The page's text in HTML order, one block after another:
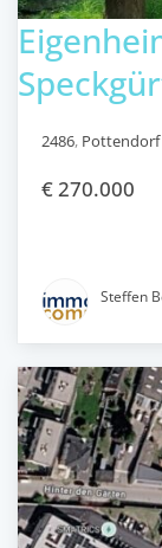
2486, Pottendorf
€ 270.000
Steffen